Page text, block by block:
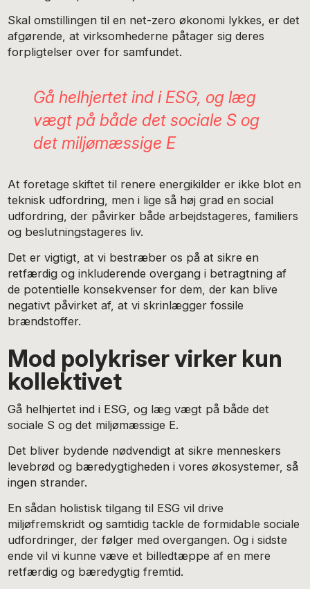
Skal omstillingen til en net-zero økonomi lykkes, er det
afgørende, at virksomhederne påtager sig deres
forpligtelser over for samfundet.
Gå helhjertet ind i ESG, og læg
vægt på både det sociale S og
det miljømæssige E
At foretage skiftet til renere energikilder er ikke blot en
teknisk udfordring, men i lige så høj grad en social
udfordring, der påvirker både arbejdstageres, familiers
og beslutningstageres liv.
Det er vigtigt, at vi bestræber os på at sikre en
retfærdig og inkluderende overgang i betragtning af
de potentielle konsekvenser for dem, der kan blive
negativt påvirket af, at vi skrinlægger fossile
brændstoffer.
Mod polykriser virker kun
kollektivet
Gå helhjertet ind i ESG, og læg vægt på både det
sociale S og det miljømæssige E.
Det bliver bydende nødvendigt at sikre menneskers
levebrød og bæredygtigheden i vores økosystemer, så
ingen strander.
En sådan holistisk tilgang til ESG vil drive
miljøfremskridt og samtidig tackle de formidable sociale
udfordringer, der følger med overgangen. Og i sidste
ende vil vi kunne væve et billedtæppe af en mere
retfærdig og bæredygtig fremtid.